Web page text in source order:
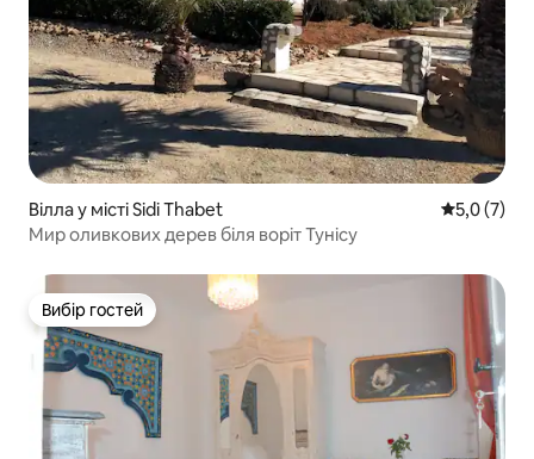
Вілла у місті Sidi Thabet Середня
5,0 (7)
Мир оливкових дерев біля воріт Тунісу
Вибір гостей
Вибір гостей